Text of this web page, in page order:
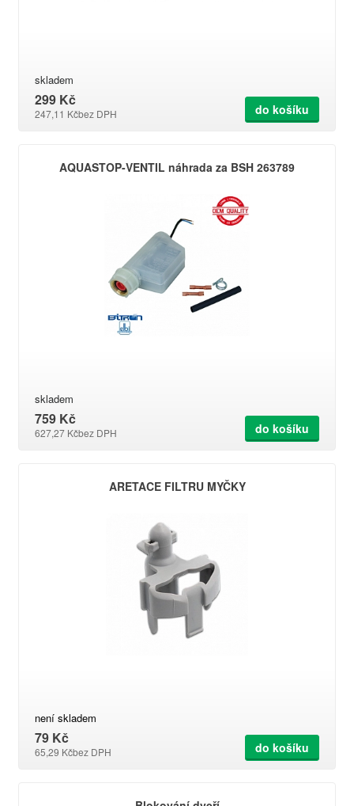
skladem
299 Kč
247,11 Kčbez DPH do košíku
AQUASTOP-VENTIL náhrada za BSH 263789
skladem
759 Kč
627,27 Kčbez DPH do košíku
ARETACE FILTRU MYČKY
není skladem
79 Kč
65,29 Kčbez DPH do košíku